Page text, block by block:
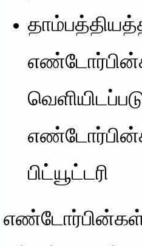
பிட்யூட்டரி